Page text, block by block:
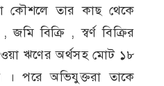
কৌশলে তার কাছ থেকে
বিক্রি , স্বর্ণ বিক্রির
ঋণের অর্থসহ মোট ১৮
। পরে অভিযুক্তরা তাকে